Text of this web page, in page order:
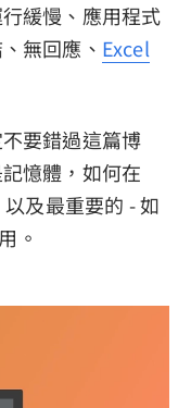
緩慢、應用程式
無回應、 Excel
要錯過這篇博
憶體，如何在
及最重要的 - 如
。